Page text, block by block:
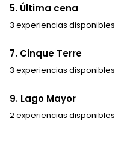
5. Última cena
3 experiencias disponibles
7. Cinque Terre
3 experiencias disponibles
9. Lago Mayor
2 experiencias disponibles